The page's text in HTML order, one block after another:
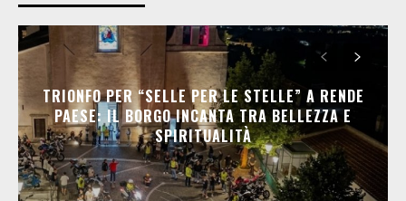
TRIONFO PER “SELLE PER LE STELLE” A RENDE
PAESE: IL BORGO INCANTA TRA BELLEZZA E
SPIRITUALITÀ